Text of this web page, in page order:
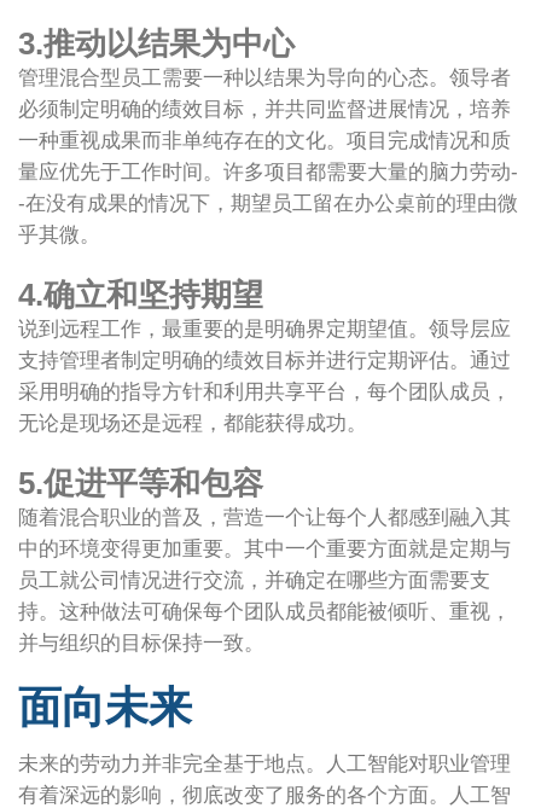
3.推动以结果为中心
管理混合型员工需要一种以结果为导向的心态。领导者
必须制定明确的绩效目标，并共同监督进展情况，培养
一种重视成果而非单纯存在的文化。项目完成情况和质
量应优先于工作时间。许多项目都需要大量的脑力劳动-
-在没有成果的情况下，期望员工留在办公桌前的理由微
乎其微。
4.确立和坚持期望
说到远程工作，最重要的是明确界定期望值。领导层应
支持管理者制定明确的绩效目标并进行定期评估。通过
采用明确的指导方针和利用共享平台，每个团队成员，
无论是现场还是远程，都能获得成功。
5.促进平等和包容
随着混合职业的普及，营造一个让每个人都感到融入其
中的环境变得更加重要。其中一个重要方面就是定期与
员工就公司情况进行交流，并确定在哪些方面需要支
持。这种做法可确保每个团队成员都能被倾听、重视，
并与组织的目标保持一致。
面向未来
未来的劳动力并非完全基于地点。人工智能对职业管理
有着深远的影响，彻底改变了服务的各个方面。人工智